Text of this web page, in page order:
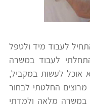
לעבוד מיד ולטפל
התחלתי לעבוד במשרה
אוכל לעשות במקביל,
החלטתי לבחור
עבדתי במשרה מלאה ולמדתי